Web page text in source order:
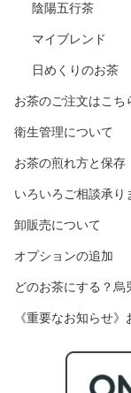
陰陽五行茶
マイブレンド
日めくりのお茶
お茶のご注文はこち
衛生管理について
お茶の煎れ方と保存
いろいろご相談承り
卸販売について
オプションの追加
どのお茶にする？
《重要なお知らせ